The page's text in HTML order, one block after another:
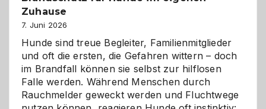
Zuhause
7. Juni 2026
Hunde sind treue Begleiter, Familienmitglieder
und oft die ersten, die Gefahren wittern – doch
im Brandfall können sie selbst zur hilflosen
Falle werden. Während Menschen durch
Rauchmelder geweckt werden und Fluchtwege